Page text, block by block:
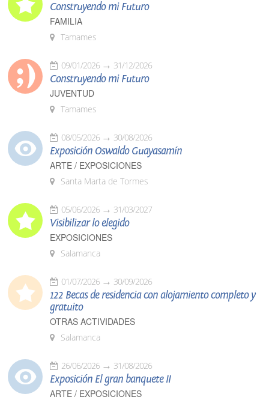
Construyendo mi Futuro
FAMILIA
Tamames
09/01/2026 31/12/2026
Construyendo mi Futuro
JUVENTUD
Tamames
08/05/2026 30/08/2026
Exposición Oswaldo Guayasamín
ARTE / EXPOSICIONES
Santa Marta de Tormes
05/06/2026 31/03/2027
Visibilizar lo elegido
EXPOSICIONES
Salamanca
01/07/2026 30/09/2026
122 Becas de residencia con alojamiento completo y
gratuito
OTRAS ACTIVIDADES
Salamanca
26/06/2026 31/08/2026
Exposición El gran banquete II
ARTE / EXPOSICIONES